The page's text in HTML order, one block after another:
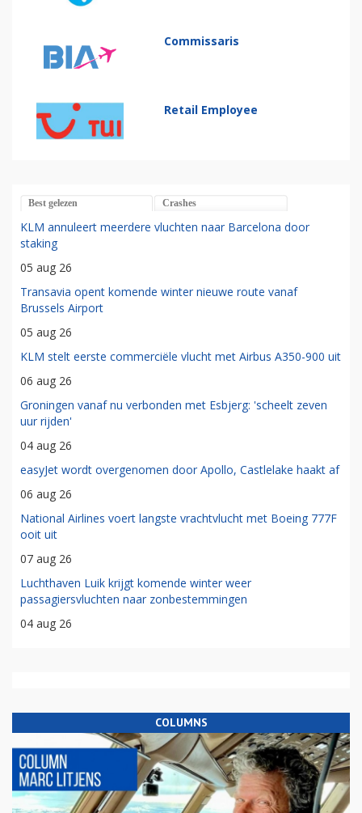
Commissaris
Retail Employee
Best gelezen Crashes
KLM annuleert meerdere vluchten naar Barcelona door
staking
05 aug 26
Transavia opent komende winter nieuwe route vanaf
Brussels Airport
05 aug 26
KLM stelt eerste commerciële vlucht met Airbus A350-900 uit
06 aug 26
Groningen vanaf nu verbonden met Esbjerg: 'scheelt zeven
uur rijden'
04 aug 26
easyJet wordt overgenomen door Apollo, Castlelake haakt af
06 aug 26
National Airlines voert langste vrachtvlucht met Boeing 777F
ooit uit
07 aug 26
Luchthaven Luik krijgt komende winter weer
passagiersvluchten naar zonbestemmingen
04 aug 26
COLUMNS